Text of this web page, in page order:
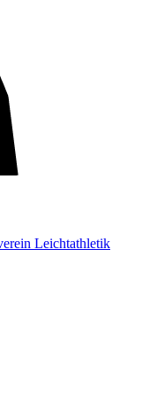
Leichtathletik